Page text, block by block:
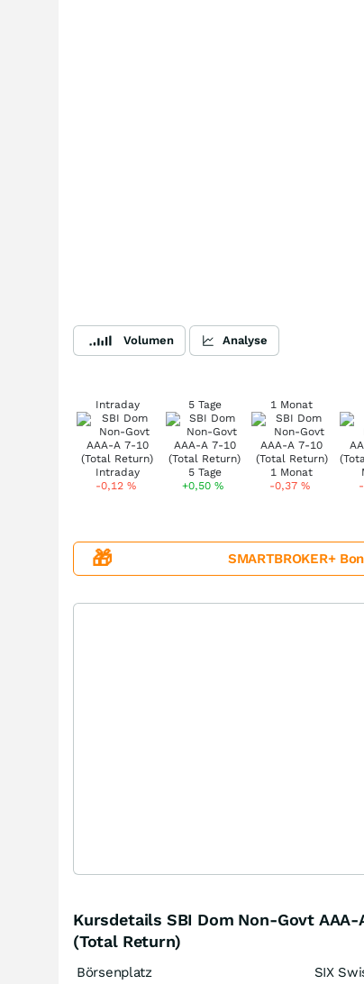
Volumen Analyse
Intraday
-0,12 %
5 Tage
+0,50%
1 Monat
-0,37%
🎁 SMARTBROKER+
Kursdetails SBI Dom Non-Govt AAA-
(Total Return)
Börsenplatz
SIX